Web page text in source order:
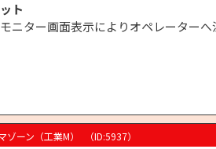
ト
ニター画面表示によりオペレーター
ーン（工業M） （ID:5937）